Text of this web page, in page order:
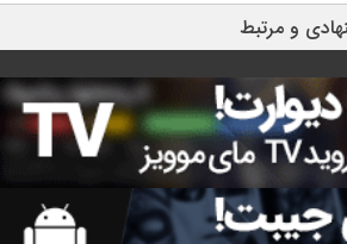
و مرتبط